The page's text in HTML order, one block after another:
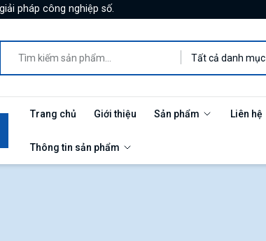
pháp công nghiệp số.
Tất cả danh mục
Trang chủ Giới thiệu Sản phẩm Liên hệ
Thông tin sản phẩm